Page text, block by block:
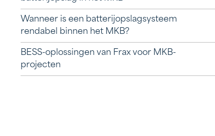
Wanneer is een batterijopslagsysteem
rendabel binnen het MKB?
BESS-oplossingen van Frax voor MKB-
projecten